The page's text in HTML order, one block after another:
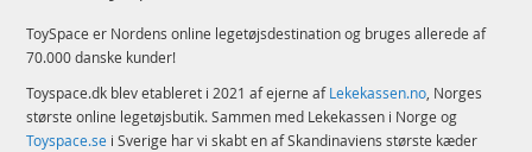
ToySpace er Nordens online legetøjsdestination og bruges allerede af
70.000 danske kunder!
Toyspace.dk blev etableret i 2021 af ejerne afLekekassen.no, Norges
største online legetøjsbutik. Sammen med Lekekassen i Norge og
Toyspace.se i Sverige har vi skabt en af Skandinaviens største kæder